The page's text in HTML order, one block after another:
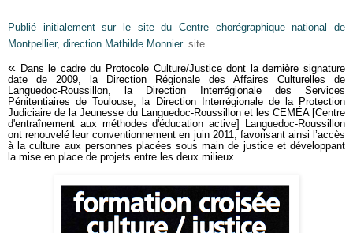
Publié initialement sur le site du Centre chorégraphique national de
Montpellier, direction Mathilde Monnier. site
« Dans le cadre du Protocole Culture/Justice dont la dernière signature
date de 2009, la Direction Régionale des Affaires Culturelles de
Languedoc-Roussillon, la Direction Interrégionale des Services
Pénitentiaires de Toulouse, la Direction Interrégionale de la Protection
Judiciaire de la Jeunesse du Languedoc-Roussillon et les CEMÉA [Centre
d'entraînement aux méthodes d'éducation active] Languedoc-Roussillon
ont renouvelé leur conventionnement en juin 2011, favorisant ainsi l’accès
à la culture aux personnes placées sous main de justice et développant
la mise en place de projets entre les deux milieux.